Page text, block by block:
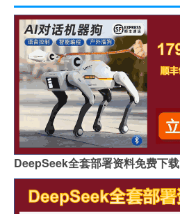
DeepSeek全套部署资料免费下载